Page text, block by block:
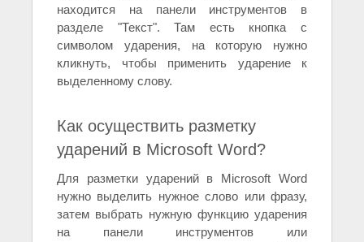
находится на панели инструментов в
разделе "Текст". Там есть кнопка с
символом ударения, на которую нужно
кликнуть, чтобы применить ударение к
выделенному слову.
Как осуществить разметку
ударений в Microsoft Word?
Для разметки ударений в Microsoft Word
нужно выделить нужное слово или фразу,
затем выбрать нужную функцию ударения
на панели инструментов или